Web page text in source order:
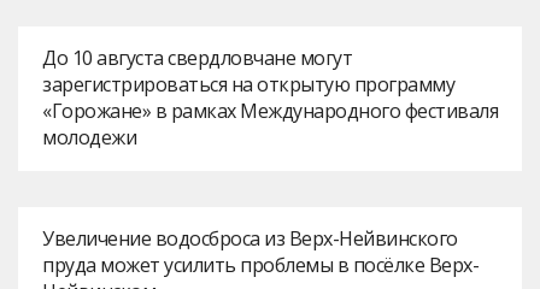
До 10 августа свердловчане могут
зарегистрироваться на открытую программу
«Горожане» в рамках Международного фестиваля
молодежи
Увеличение водосброса из Верх-Нейвинского
пруда может усилить проблемы в посёлке Верх-